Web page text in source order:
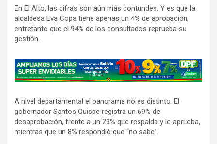
En El Alto, las cifras son aún más contundes. Y es que la
alcaldesa Eva Copa tiene apenas un 4% de aprobación,
entretanto que el 94% de los consultados reprueba su
gestión.
A
d
e
r
t
A nivel departamental el panorama no es distinto. El
gobernador Santos Quispe registra un 69% de
desaprobación, frente a un 23% que respalda y lo aprueba,
mientras que un 8% respondió que “no sabe”.